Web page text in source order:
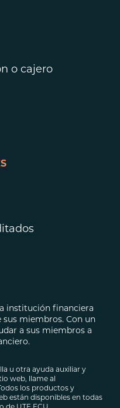
o cajero
institución financiera
miembros. Con un
a sus miembros a
u otra ayuda auxiliar y
web, llame al
los productos y
están disponibles en todas